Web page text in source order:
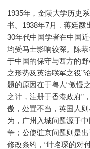
1935年，金陵大学历史
书。1938年7月，蒋廷黻
30年代中国学者在中国
均受马士影响较深。陈
于中国的保守与西方的
之形势及英法联军之役”
题的原因在于粤人“傲慢
之计，注册于香港政府”
傲，处置不当，英国人
为，广州入城问题源于
争；公使驻京问题则是
修改条约，“叶名琛的对